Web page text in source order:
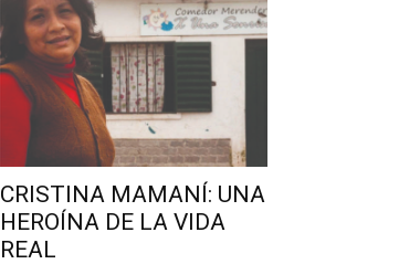
CRISTINA MAMANÍ: UNA
HEROÍNA DE LA VIDA
REAL